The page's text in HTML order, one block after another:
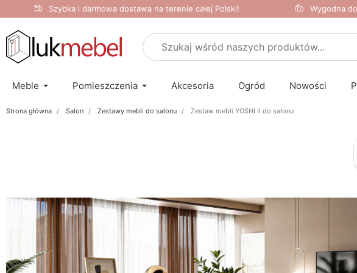
Szybka i darmowa dostawa na terenie całej Polski! Wygodna
Meble Pomieszczenia Akcesoria Ogród Nowości
Strona główna Salon Zestawy mebli do salonu Zestaw mebli YOSHI II do salonu